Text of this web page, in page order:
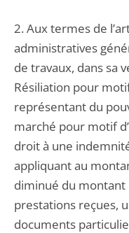
2. Aux termes de
administratives
de travaux, dans sa
Résiliation pour
représentant du
marché pour motif
droit à une
appliquant au
diminué du montant
prestations reçues,
documents